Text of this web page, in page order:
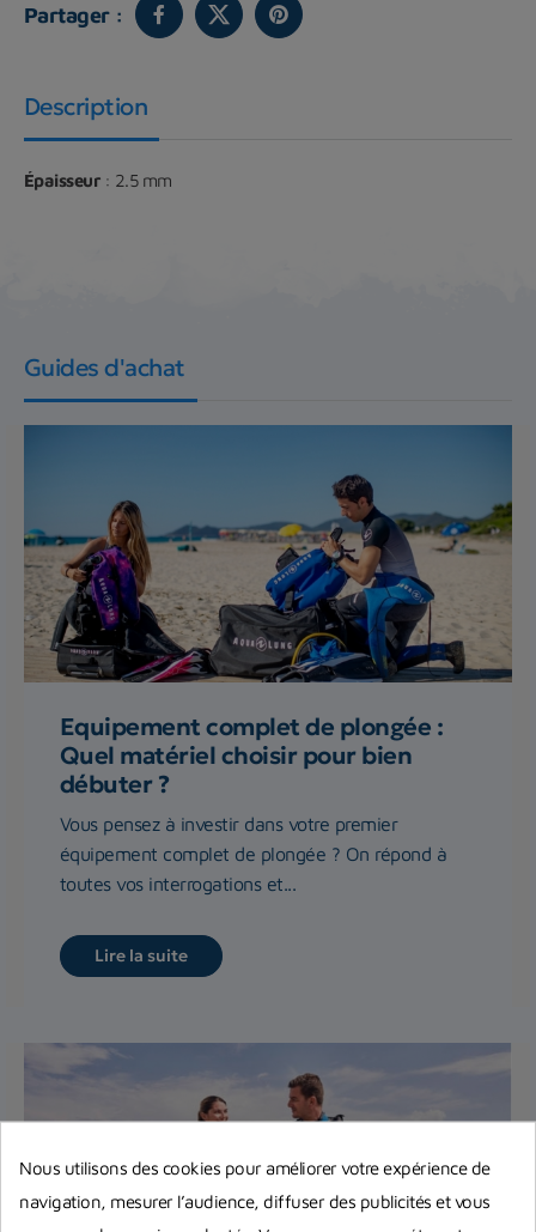
Partager :
Description
Épaisseur: 2.5 mm
Guides d'achat
Equipement complet de plongée :
Quel matériel choisir pour bien
débuter ?
Vous pensez à investir dans votre premier
équipement complet de plongée ? On répond à
toutes vos interrogations et...
Lire la suite
Nous utilisons des cookies pour améliorer votre expérience de
navigation, mesurer l’audience, diffuser des publicités et vous